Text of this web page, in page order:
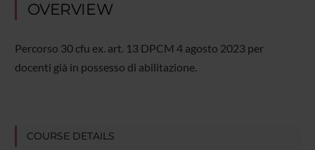
OVERVIEW
Percorso 30 cfu ex. art. 13 DPCM 4 agosto 2023 per
docenti già in possesso di abilitazione.
COURSE DETAILS